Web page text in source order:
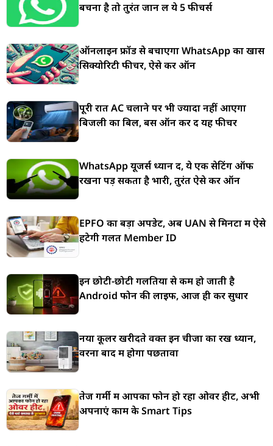
बचना है तो तुरंत जान लें ये 5 फीचर्स
ऑनलाइन फ्रॉड से बचाएगा WhatsApp का खास
सिक्योरिटी फीचर, ऐसे करें ऑन
पूरी रात AC चलाने पर भी ज्यादा नहीं आएगा
बिजली का बिल, बस ऑन कर दें यह फीचर
WhatsApp यूजर्स ध्यान दें, ये एक सेटिंग ऑफ
रखना पड़ सकता है भारी, तुरंत ऐसे करें ऑन
EPFO का बड़ा अपडेट, अब UAN से मिनटों में ऐसे
हटेगी गलत Member ID
इन छोटी-छोटी गलतियों से कम हो जाती है
Android फोन की लाइफ, आज ही करें सुधार
नया कूलर खरीदते वक्त इन चीजों का रखें ध्यान,
वरना बाद में होगा पछतावा
तेज गर्मी में आपका फोन हो रहा ओवर हीट, अभी
अपनाएं काम के Smart Tips